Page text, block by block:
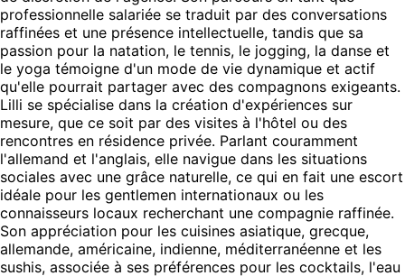
professionnelle salariée se traduit par des conversations
raffinées et une présence intellectuelle, tandis que sa
passion pour la natation, le tennis, le jogging, la danse et
le yoga témoigne d'un mode de vie dynamique et actif
qu'elle pourrait partager avec des compagnons exigeants.
Lilli se spécialise dans la création d'expériences sur
mesure, que ce soit par des visites à l'hôtel ou des
rencontres en résidence privée. Parlant couramment
l'allemand et l'anglais, elle navigue dans les situations
sociales avec une grâce naturelle, ce qui en fait une escort
idéale pour les gentlemen internationaux ou les
connaisseurs locaux recherchant une compagnie raffinée.
Son appréciation pour les cuisines asiatique, grecque,
allemande, américaine, indienne, méditerranéenne et les
sushis, associée à ses préférences pour les cocktails, l'eau